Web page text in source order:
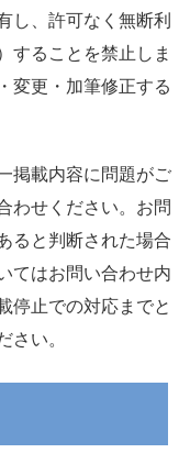
し、許可なく無断利
することを禁止しま
変更・加筆修正する
掲載内容に問題がご
わせください。お問
ると判断された場合
てはお問い合わせ内
停止での対応までと
い。